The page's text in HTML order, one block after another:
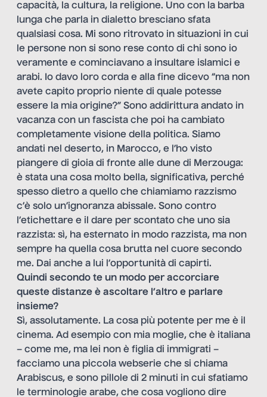
capacità, la cultura, la religione. Uno con la barba
lunga che parla in dialetto bresciano sfata
qualsiasi cosa. Mi sono ritrovato in situazioni in cui
le persone non si sono rese conto di chi sono io
veramente e cominciavano a insultare islamici e
arabi. Io davo loro corda e alla fine dicevo “ma non
avete capito proprio niente di quale potesse
essere la mia origine?” Sono addirittura andato in
vacanza con un fascista che poi ha cambiato
completamente visione della politica. Siamo
andati nel deserto, in Marocco, e l’ho visto
piangere di gioia di fronte alle dune di Merzouga:
è stata una cosa molto bella, significativa, perché
spesso dietro a quello che chiamiamo razzismo
c’è solo un’ignoranza abissale. Sono contro
l’etichettare e il dare per scontato che uno sia
razzista: sì, ha esternato in modo razzista, ma non
sempre ha quella cosa brutta nel cuore secondo
me. Dai anche a lui l’opportunità di capirti.
Quindi secondo te un modo per accorciare
queste distanze è ascoltare l’altro e parlare
insieme?
Sì, assolutamente. La cosa più potente per me è il
cinema. Ad esempio con mia moglie, che è italiana
– come me, ma lei non è figlia di immigrati –
facciamo una piccola webserie che si chiama
Arabiscus, e sono pillole di 2 minuti in cui sfatiamo
le terminologie arabe, che cosa vogliono dire